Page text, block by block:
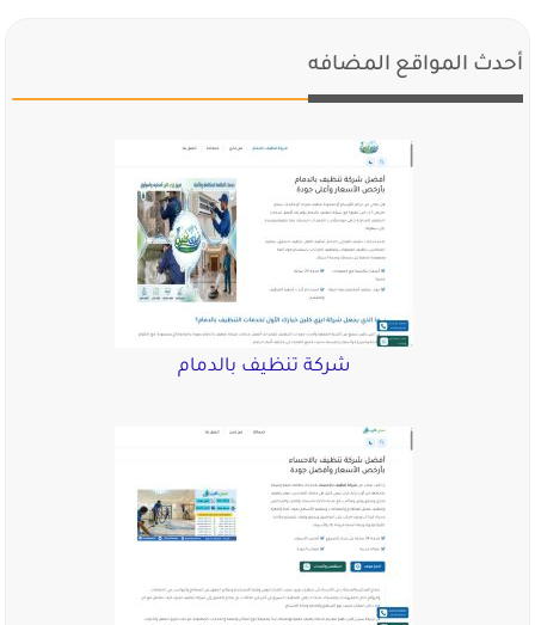
أحدث المواقع المضافه
شركة تنظيف بالدمام